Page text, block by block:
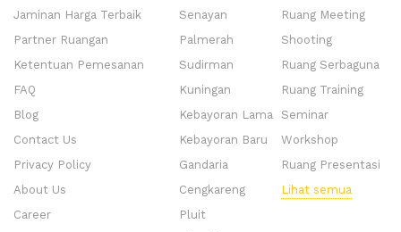
Jaminan Harga Terbaik
Partner Ruangan
Ketentuan Pemesanan
FAQ
Blog
Contact Us
Privacy Policy
About Us
Career
Senayan
Palmerah
Sudirman
Kuningan
Kebayoran Lama
Kebayoran Baru
Gandaria
Cengkareng
Pluit
Ruang Meeting
Shooting
Ruang Serbaguna
Ruang Training
Seminar
Workshop
Ruang Presentasi
Lihat semua